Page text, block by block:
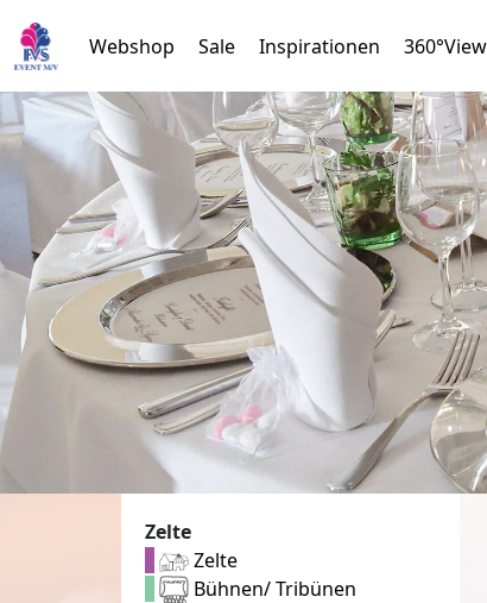
Webshop Sale Inspirationen 360°View
Zelte
Zelte
Bühnen/ Tribünen